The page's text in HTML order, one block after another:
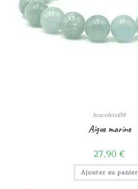
braceletsØ8
Aigue marine
27,90 €
Ajouter au panier